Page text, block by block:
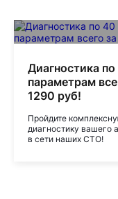
Диагностика
параметрам
1290 руб!
Пройдите
диагностику вашего
в сети наших СТО!